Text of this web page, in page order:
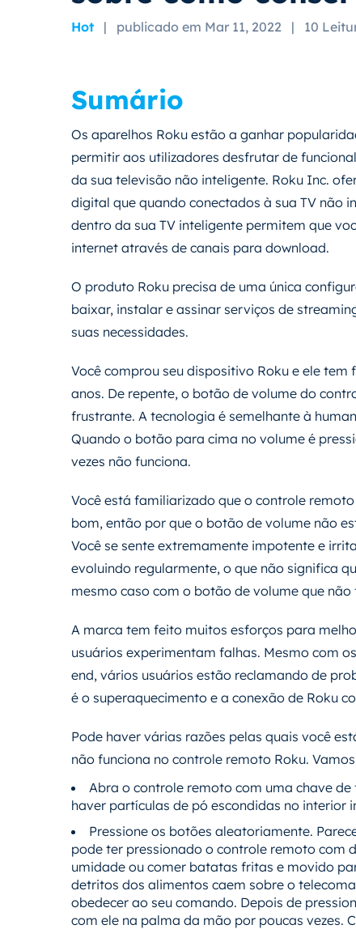
Hot | publicado em Mar 11, 2022 | 10
Sumário
Os aparelhos Roku estão a ganhar
permitir aos utilizadores desfrutar de
da sua televisão não inteligente. Roku Inc.
digital que quando conectados à sua TV não
dentro da sua TV inteligente permitem que
internet através de canais para download.
O produto Roku precisa de uma única
baixar, instalar e assinar serviços de
suas necessidades.
Você comprou seu dispositivo Roku e ele
anos. De repente, o botão de volume do
frustrante. A tecnologia é semelhante à
Quando o botão para cima no volume é
vezes não funciona.
Você está familiarizado que o controle
bom, então por que o botão de volume não
Você se sente extremamente impotente e
evoluindo regularmente, o que não significa
mesmo caso com o botão de volume que não
A marca tem feito muitos esforços para
usuários experimentam falhas. Mesmo com
end, vários usuários estão reclamando de
é o superaquecimento e a conexão de Roku
Pode haver várias razões pelas quais você
não funciona no controle remoto Roku.
Abra o controle remoto com uma chave
haver partículas de pó escondidas no interior
Pressione os botões aleatoriamente.
pode ter pressionado o controle remoto com
umidade ou comer batatas fritas e movido
detritos dos alimentos caem sobre o
obedecer ao seu comando. Depois de
com ele na palma da mão por poucas vezes.